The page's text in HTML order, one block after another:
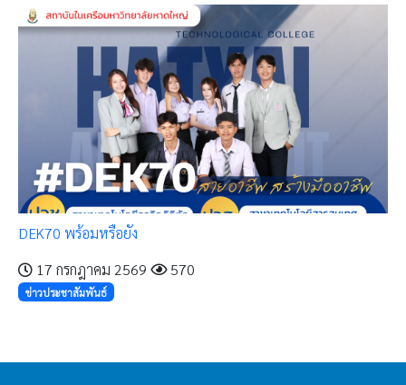
DEK70 พร้อมหรือยัง
17 กรกฎาคม 2569
570
ข่าวประชาสัมพันธ์